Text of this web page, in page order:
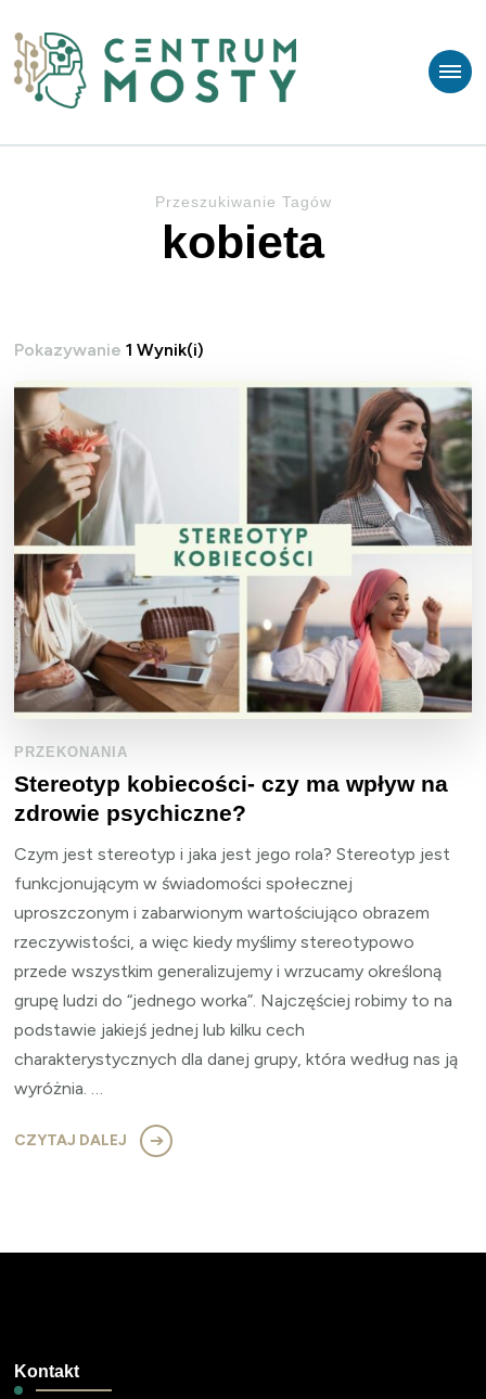
Centrum MOSTY
Przeszukiwanie Tagów
kobieta
Pokazywanie1 Wynik(i)
PRZEKONANIA
Stereotyp kobiecości- czy ma wpływ na
zdrowie psychiczne?
Czym jest stereotyp i jaka jest jego rola? Stereotyp jest
funkcjonującym w świadomości społecznej
uproszczonym i zabarwionym wartościująco obrazem
rzeczywistości, a więc kiedy myślimy stereotypowo
przede wszystkim generalizujemy i wrzucamy określoną
grupę ludzi do “jednego worka”. Najczęściej robimy to na
podstawie jakiejś jednej lub kilku cech
charakterystycznych dla danej grupy, która według nas ją
wyróżnia. …
CZYTAJ DALEJ
Kontakt